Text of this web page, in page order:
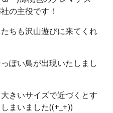
の主役です！
ちも沢山遊びに来てくれ
ぽい鳥が出現いたしまし
きいサイズで近づくとす
まいました((+_+))